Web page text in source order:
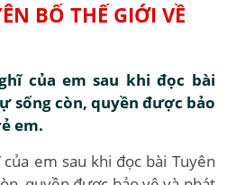
BỐ THẾ GIỚI VỀ
của em sau khi đọc bài
sống còn, quyền được bảo
em.
em sau khi đọc bài Tuyên